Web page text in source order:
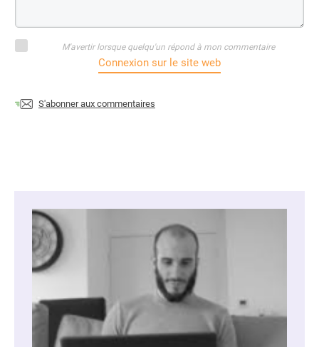
M'avertir lorsque quelqu'un répond à mon commentaire
Connexion sur le site web
S'abonner aux commentaires